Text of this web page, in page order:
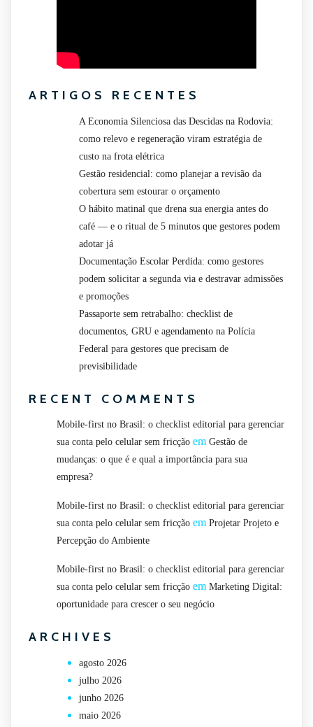
ARTIGOS RECENTES
A Economia Silenciosa das Descidas na Rodovia:
como relevo e regeneração viram estratégia de
custo na frota elétrica
Gestão residencial: como planejar a revisão da
cobertura sem estourar o orçamento
O hábito matinal que drena sua energia antes do
café — e o ritual de 5 minutos que gestores podem
adotar já
Documentação Escolar Perdida: como gestores
podem solicitar a segunda via e destravar admissões
e promoções
Passaporte sem retrabalho: checklist de
documentos, GRU e agendamento na Polícia
Federal para gestores que precisam de
previsibilidade
RECENT COMMENTS
Mobile-first no Brasil: o checklist editorial para gerenciar
sua conta pelo celular sem fricção em Gestão de
mudanças: o que é e qual a importância para sua
empresa?
Mobile-first no Brasil: o checklist editorial para gerenciar
sua conta pelo celular sem fricção em Projetar Projeto e
Percepção do Ambiente
Mobile-first no Brasil: o checklist editorial para gerenciar
sua conta pelo celular sem fricção em Marketing Digital:
oportunidade para crescer o seu negócio
ARCHIVES
agosto 2026
julho 2026
junho 2026
maio 2026